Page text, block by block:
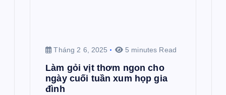
Tháng 2 6, 2025 5 minutes Read
Làm gỏi vịt thơm ngon cho
ngày cuối tuần xum họp gia
đình